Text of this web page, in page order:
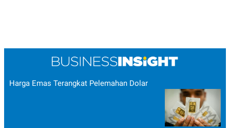
Harga Emas Terangkat Pelemahan Dolar